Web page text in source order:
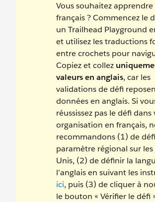
Vous souhaitez apprendre
français ? Commencez le
un Trailhead Playground
et utilisez les traductions
entre crochets pour
Copiez et collez
valeurs en anglais, car les
validations de défi
données en anglais. Si
réussissez pas le défi dans
organisation en français,
recommandons (1) de
paramètre régional sur les
Unis, (2) de définir la
l’anglais en suivant les
ici, puis (3) de cliquer à
le bouton « Vérifier le défi